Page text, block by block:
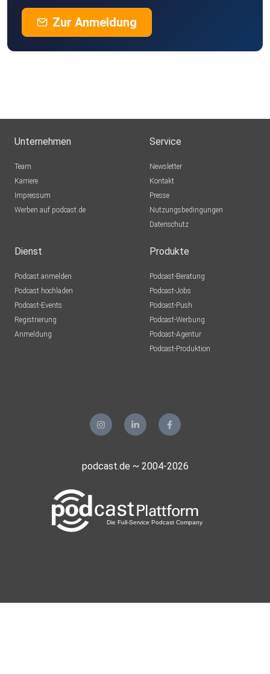
Zur Anmeldung
Unternehmen
Team
Karriere
Impressum
Werben auf podcast.de
Service
Newsletter
Kontakt
Presse
Nutzungsbedingungen
Datenschutz
Dienst
Podcast anmelden
Podcast hochladen
Podcast-Events
Registrierung
Anmeldung
Produkte
Podcast-Beratung
Podcast-Jobs
Podcast-Push
Podcast-Werbung
Podcast-Agentur
Podcast-Produktion
podcast.de ~ 2004-2026